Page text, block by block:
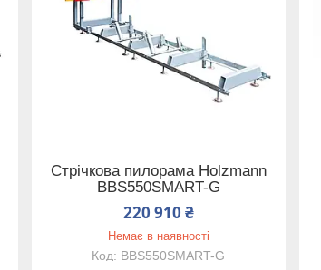
Стрічкова пилорама Holzmann
BBS550SMART-G
220 910 ₴
Немає в наявності
BBS550SMART-G